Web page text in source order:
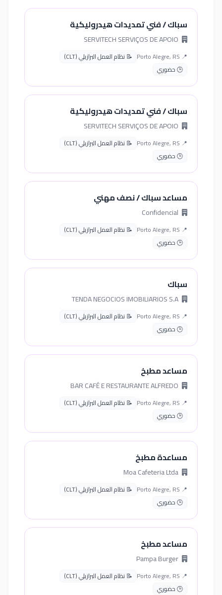
سباك / فني تمديدات هيدروليكية
📍 Porto Alegre, RS
📝 نظام العمل البرازيلي (CLT)
🕒 حضوري
سباك / فني تمديدات هيدروليكية
📍 Porto Alegre, RS
📝 نظام العمل البرازيلي (CLT)
🕒 حضوري
مساعد سباك / نصف مهني
📍 Porto Alegre, RS
📝 نظام العمل البرازيلي (CLT)
🕒 حضوري
سباك
📍 Porto Alegre, RS
📝 نظام العمل البرازيلي (CLT)
🕒 حضوري
مساعد مطبخ
📍 Porto Alegre, RS
📝 نظام العمل البرازيلي (CLT)
🕒 حضوري
مساعدة مطبخ
📍 Porto Alegre, RS
📝 نظام العمل البرازيلي (CLT)
🕒 حضوري
مساعد مطبخ
📍 Porto Alegre, RS
📝 نظام العمل البرازيلي (CLT)
🕒 حضوري